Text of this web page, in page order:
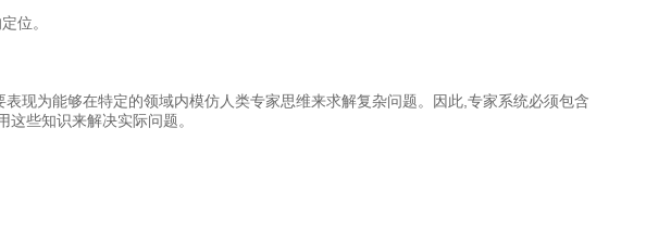
位。
现为能够在特定的领域内模仿人类专家思维来求解复杂问题。因此,专家系统必须包含
些知识来解决实际问题。